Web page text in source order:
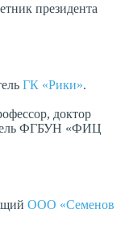
президента
ГК «Рики».
доктор
ФГБУН «ФИЦ
ООО «Семенов